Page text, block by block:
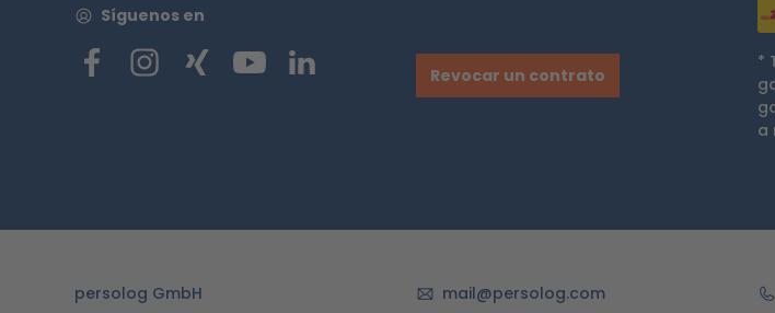
Síguenos en
Revocar un contrato
*
a
persolog GmbH mail@persolog.com